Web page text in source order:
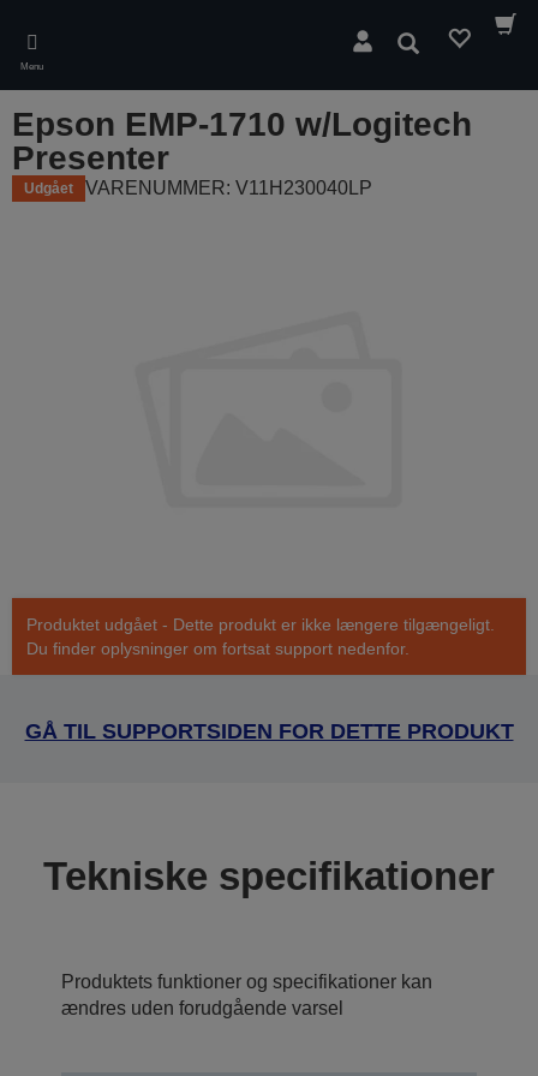
main
content
Menu
Søg
Epson EMP-1710 w/Logitech
Presenter
Udgået VARENUMMER: V11H230040LP
Produktet udgået - Dette produkt er ikke længere tilgængeligt.
Du finder oplysninger om fortsat support nedenfor.
GÅ TIL SUPPORTSIDEN FOR DETTE PRODUKT
Tekniske specifikationer
Produktets funktioner og specifikationer kan
ændres uden forudgående varsel